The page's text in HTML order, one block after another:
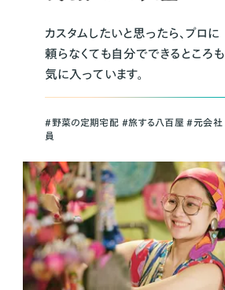
カスタムしたいと思ったら、プロに
頼らなくても自分でできるところも
気に入っています。
＃野菜の定期宅配 ＃旅する八百屋 ＃元会社
員